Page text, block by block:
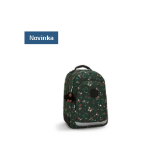
Novinka